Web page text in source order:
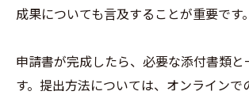
成果についても言及することが重要です。
申請書が完成したら、必要な添付書類と
す。提出方法については、オンラインで